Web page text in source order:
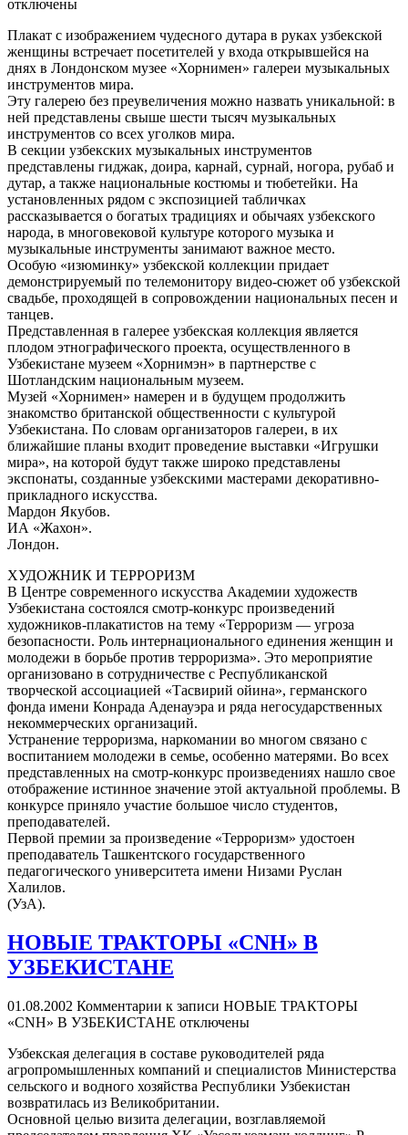
отключены
Плакат с изображением чудесного дутара в руках узбекской
женщины встречает посетителей у входа открывшейся на
днях в Лондонском музее «Хорнимен» галереи музыкальных
инструментов мира.
Эту галерею без преувеличения можно назвать уникальной: в
ней представлены свыше шести тысяч музыкальных
инструментов со всех уголков мира.
В секции узбекских музыкальных инструментов
представлены гиджак, доира, карнай, сурнай, ногора, рубаб и
дутар, а также национальные костюмы и тюбетейки. На
установленных рядом с экспозицией табличках
рассказывается о богатых традициях и обычаях узбекского
народа, в многовековой культуре которого музыка и
музыкальные инструменты занимают важное место.
Особую «изюминку» узбекской коллекции придает
демонстрируемый по телемонитору видео-сюжет об узбекской
свадьбе, проходящей в сопровождении национальных песен и
танцев.
Представленная в галерее узбекская коллекция является
плодом этнографического проекта, осуществленного в
Узбекистане музеем «Хорнимэн» в партнерстве с
Шотландским национальным музеем.
Музей «Хорнимен» намерен и в будущем продолжить
знакомство британской общественности с культурой
Узбекистана. По словам организаторов галереи, в их
ближайшие планы входит проведение выставки «Игрушки
мира», на которой будут также широко представлены
экспонаты, созданные узбекскими мастерами декоративно-
прикладного искусства.
Мардон Якубов.
ИА «Жахон».
Лондон.
ХУДОЖНИК И ТЕРРОРИЗМ
В Центре современного искусства Академии художеств
Узбекистана состоялся смотр-конкурс произведений
художников-плакатистов на тему «Терроризм — угроза
безопасности. Роль интернационального единения женщин и
молодежи в борьбе против терроризма». Это мероприятие
организовано в сотрудничестве с Республиканской
творческой ассоциацией «Тасвирий ойина», германского
фонда имени Конрада Аденауэра и ряда негосударственных
некоммерческих организаций.
Устранение терроризма, наркомании во многом связано с
воспитанием молодежи в семье, особенно матерями. Во всех
представленных на смотр-конкурс произведениях нашло свое
отображение истинное значение этой актуальной проблемы. В
конкурсе приняло участие большое число студентов,
преподавателей.
Первой премии за произведение «Терроризм» удостоен
преподаватель Ташкентского государственного
педагогического университета имени Низами Руслан
Халилов.
(УзА).
НОВЫЕ ТРАКТОРЫ «СNН» В
УЗБЕКИСТАНЕ
01.08.2002 Комментарии к записи НОВЫЕ ТРАКТОРЫ
«СNН» В УЗБЕКИСТАНЕ отключены
Узбекская делегация в составе руководителей ряда
агропромышленных компаний и специалистов Министерства
сельского и водного хозяйства Республики Узбекистан
возвратилась из Великобритании.
Основной целью визита делегации, возглавляемой